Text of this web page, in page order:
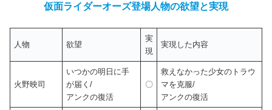
仮面ライダーオーズ登場人物の欲望と実現
人物 欲望
実
現
実現した内容
火野映司
いつかの明日に手
が届く/
アンクの復活
〇
救えなかった少女のトラウ
マを克服/
アンクの復活